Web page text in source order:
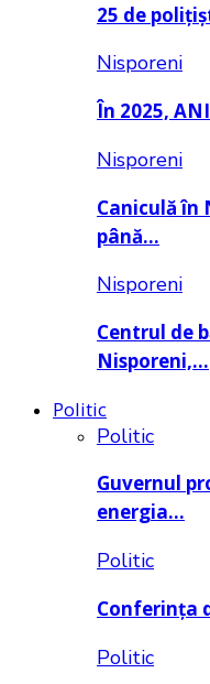
25 de
Nisporeni
În 2025,
Nisporeni
Caniculă în
până…
Nisporeni
Centrul de
Nisporeni,…
Politic
Politic
Guvernul
energia…
Politic
Conferința
Politic